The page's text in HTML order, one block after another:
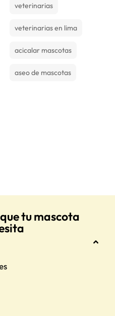
veterinarias
veterinarias en lima
acicalar mascotas
aseo de mascotas
tu mascota